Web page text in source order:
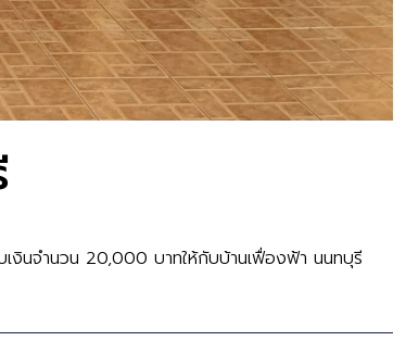
งินจำนวน 20,000 บาทให้กับบ้านเฟื่องฟ้า นนทบุรี